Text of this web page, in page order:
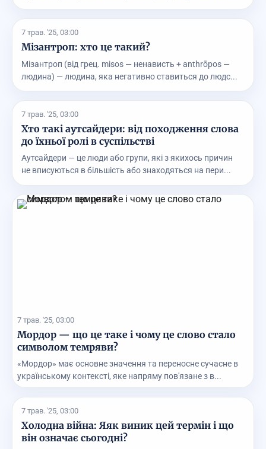
7 трав. '25, 03:00
Мізантроп: хто це такий?
Мізантроп (від грец. misos — ненависть + anthrōpos —
людина) — людина, яка негативно ставиться до людс...
7 трав. '25, 03:00
Хто такі аутсайдери: від походження слова
до їхньої ролі в суспільстві
Аутсайдери — це люди або групи, які з якихось причин
не вписуються в більшість або знаходяться на пери...
7 трав. '25, 03:00
Мордор — що це таке і чому це слово стало
символом темряви?
«Мордор» має основне значення та переносне сучасне в
українському контексті, яке напряму пов'язане з в...
7 трав. '25, 03:00
Холодна війна: Яяк виник цей термін і що
він означає сьогодні?